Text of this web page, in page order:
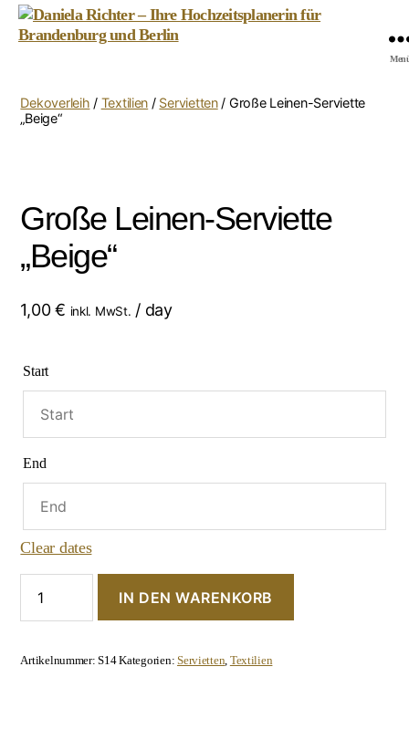
-
Ihre
Berlin
Dekoverleih / Textilien / Servietten/ Große Leinen-Serviette
„Beige“
Große Leinen-Serviette
„Beige“
1,00€ inkl. MwSt. / day
Start
End
Clear dates
Leinen-
IN DEN WARENKORB
Artikelnummer:S14Kategorien:Servietten Textilien